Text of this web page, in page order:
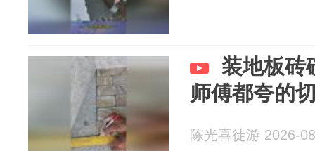
装地板砖
师傅都夸的
陈光喜徒游 2026-